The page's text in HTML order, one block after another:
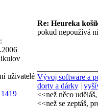
Re: Heureka
uživatelé
1419
pokud nepoužívá
Vývoj software a
dorty a dárky |
<<než něco
<<než se zeptáš,